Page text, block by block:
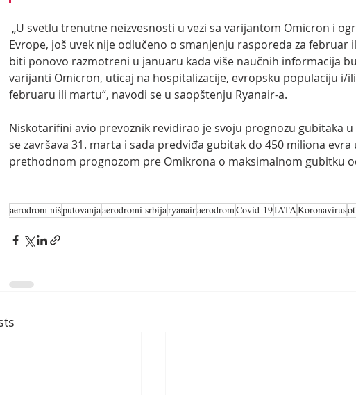
Evrope, još uvek nije odlučeno o smanjenju rasporeda za februar
biti ponovo razmotreni u januaru kada više naučnih informacija
varijanti Omicron, uticaj na hospitalizacije, evropsku populaciju i/
februaru ili martu“, navodi se u saopštenju Ryanair-a.
Niskotarifini avio prevoznik revidirao je svoju prognozu gubitaka
se završava 31. marta i sada predviđa gubitak do 450 miliona
prethodnom prognozom pre Omikrona o maksimalnom gubitku
aerodrom nišputovanjaaerodromi srbijaryanairaerodromCovid-19IATAKoronavirus